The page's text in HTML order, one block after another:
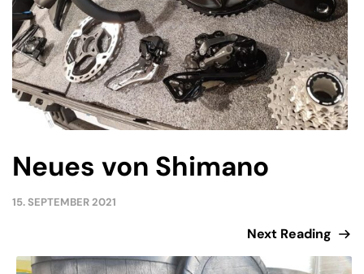
Neues von Shimano
15. SEPTEMBER 2021
Next Reading